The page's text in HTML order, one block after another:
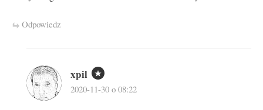
Odpowiedz
xpil
2020-11-30 o 08:22